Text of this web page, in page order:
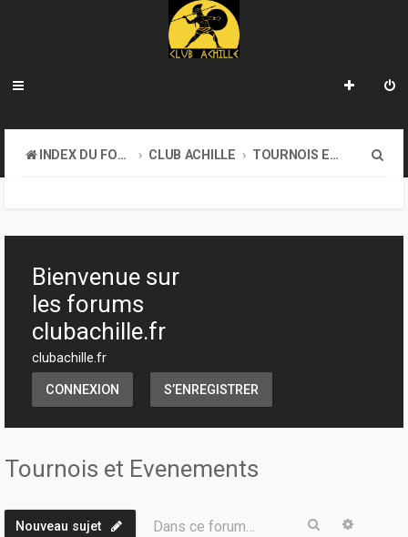
INDEX DU FORUM CLUB ACHILLE TOURNOIS ET EVENEMENTS
h
Bienvenue sur
les forums
clubachille.fr
clubachille.fr
CONNEXION S’ENREGISTRER
Tournois et Evenements
Nouveau sujet Dans ce forum… Rechercher